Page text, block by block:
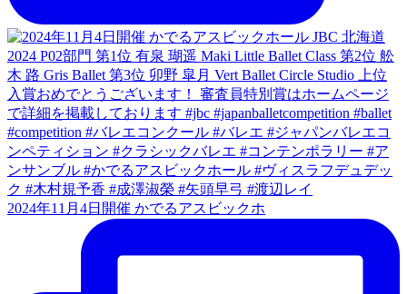
2024年11月4日開催 かでるアスビックホ